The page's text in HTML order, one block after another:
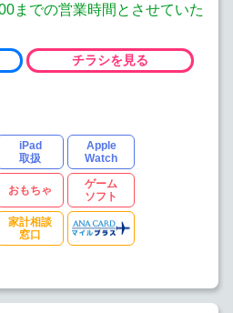
までの営業時間とさせていた
チラシを見る
iPad
取扱
Apple
Watch
おもちゃ
ゲーム
ソフト
家計相談
窓口